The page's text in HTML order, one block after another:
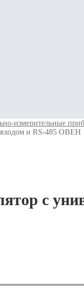
измерительные
и RS-485 ОВЕН
с